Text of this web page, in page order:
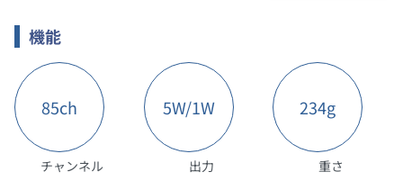
機能
85ch
チャンネル
5W/1W
出力
234g
重さ